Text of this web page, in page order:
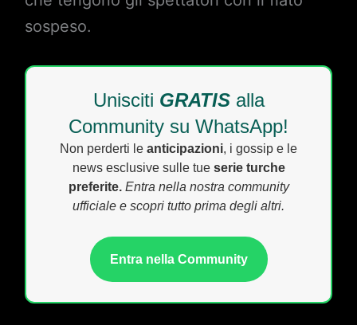
sospeso.
Unisciti GRATISalla
Community su WhatsApp!
Non perderti le anticipazioni, i gossip e le
news esclusive sulle tue serie turche
preferite. Entra nella nostra community
ufficiale e scopri tutto prima degli altri.
Entra nella Community